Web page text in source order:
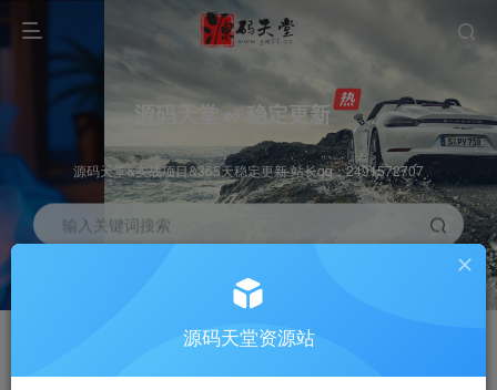
源码天堂 ∞ 稳定更新
源码天堂&实战项目&365天稳定更新 站长qq：2491572707
输入关键词搜索
推广赚钱 70%分佣
站长招募
推荐
源码天堂资源站